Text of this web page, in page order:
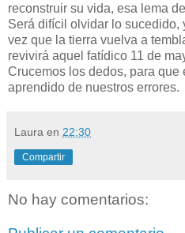
reconstruir su vida, esa lema
Será difícil olvidar lo sucedido,
vez que la tierra vuelva a
revivirá aquel fatídico 11 de
Crucemos los dedos, para que
aprendido de nuestros errores.
Laura en 22:30
Compartir
No hay comentarios: